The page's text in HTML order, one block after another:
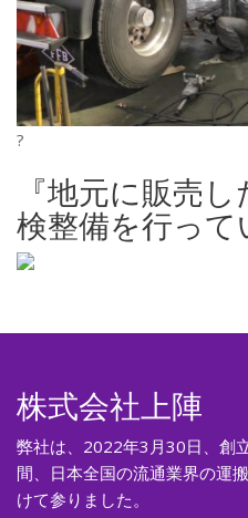
?
『地元に販売
検整備を行って
株式会社上陣
弊社は、2022年3月30日、創
間、日本全国の流通業界の運
けて参りました。